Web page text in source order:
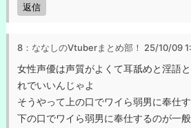
返信
8：ななしのVtuberまとめ部！ 25/10/09
女性声優は声質がよくて耳舐めと淫語
れでいいんじゃよ
そうやって上の口でワイら弱男に奉仕
下の口でワイら弱男に奉仕するのが一